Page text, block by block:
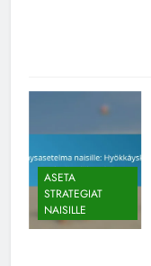
ASETA
STRATEGIAT
NAISILLE